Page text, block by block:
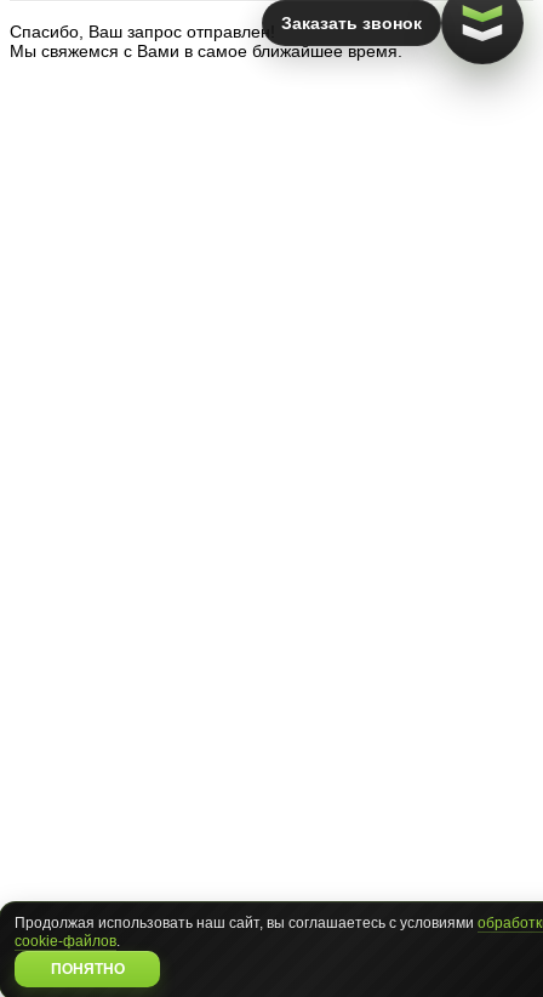
Заказать звонок
Продолжая использовать наш сайт, вы соглашаетесь с условиями
cookie-файлов.
ПОНЯТНО
Спасибо, Ваш запрос отправлен!
Мы свяжемся с Вами в самое ближайшее время.